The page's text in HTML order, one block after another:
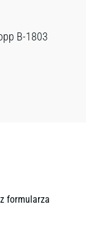
B-1803
formularza